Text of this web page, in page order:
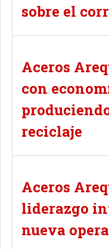
sobre el
Aceros
con
reciclaje
Aceros
liderazgo
nueva